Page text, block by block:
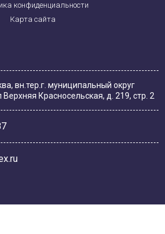
конфиденциальности
Карта сайта
вн.тер.г. муниципальный округ
Верхняя Красносельская, д. 219, стр. 2